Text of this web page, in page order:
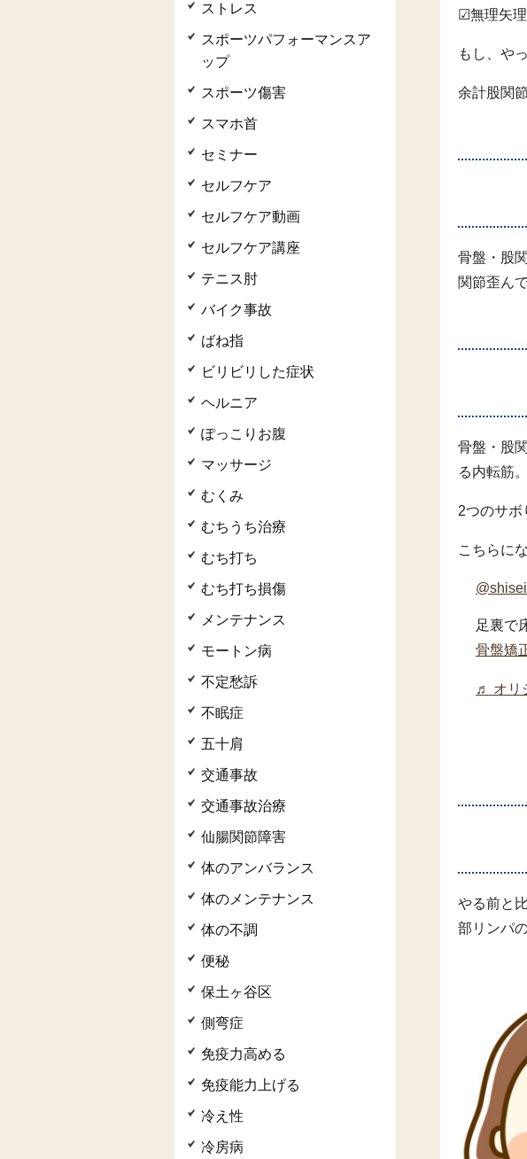
☑無理矢
もし、や
余計股関
骨盤・股
関節歪ん
骨盤・股
る内転筋。
2つのサ
こちらに
足裏で
骨盤矯
♬ オリ
やる前と
部リンパ
ストレス
スポーツパフォーマンスア
ップ
スポーツ傷害
スマホ首
セミナー
セルフケア
セルフケア動画
セルフケア講座
テニス肘
バイク事故
ばね指
ビリビリした症状
ヘルニア
ぽっこりお腹
マッサージ
むくみ
むちうち治療
むち打ち
むち打ち損傷
メンテナンス
モートン病
不定愁訴
不眠症
五十肩
交通事故
交通事故治療
仙腸関節障害
体のアンバランス
体のメンテナンス
体の不調
便秘
保土ヶ谷区
側弯症
免疫力高める
免疫能力上げる
冷え性
冷房病